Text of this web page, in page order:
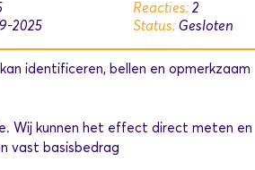
Reacties: 2
2025 Status: Gesloten
identificeren, bellen en opmerkzaam
Wij kunnen het effect direct meten en
vast basisbedrag